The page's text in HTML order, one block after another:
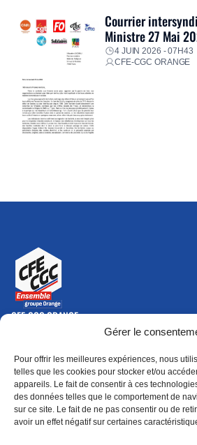
Gérer le
Pour offrir les meilleures expériences, nous
telles que les cookies pour stocker et/ou
appareils. Le fait de consentir à ces
des données telles que le comportement de
sur ce site. Le fait de ne pas consentir ou de
avoir un effet négatif sur certaines
Courrier
Ministre 27 Mai
4 JUIN 2026 - 07H43
CFE-CGC ORANGE
CFE-CGC ORANGE
10-12 rue Saint Amand, 75015 Paris
Nous contacter
01 46 79 28 74
S'ABONNER(NOUVELLE FENÊTRE)
ADHÉRER
Épargne
(nouvelle fenêtre) Formation
(nouvelle